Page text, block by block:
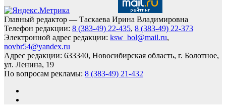
Главный редактор — Таскаева Ирина Владимировна
Телефон редакции: 8 (383-49) 22-435, 8 (383-49) 22-373
Электронной адрес редакции: ksw_bol@mail.ru,
novbr54@yandex.ru
Адрес редакции: 633340, Новосибирская область, г. Болотное,
ул. Ленина, 19
По вопросам рекламы: 8 (383-49) 21-432